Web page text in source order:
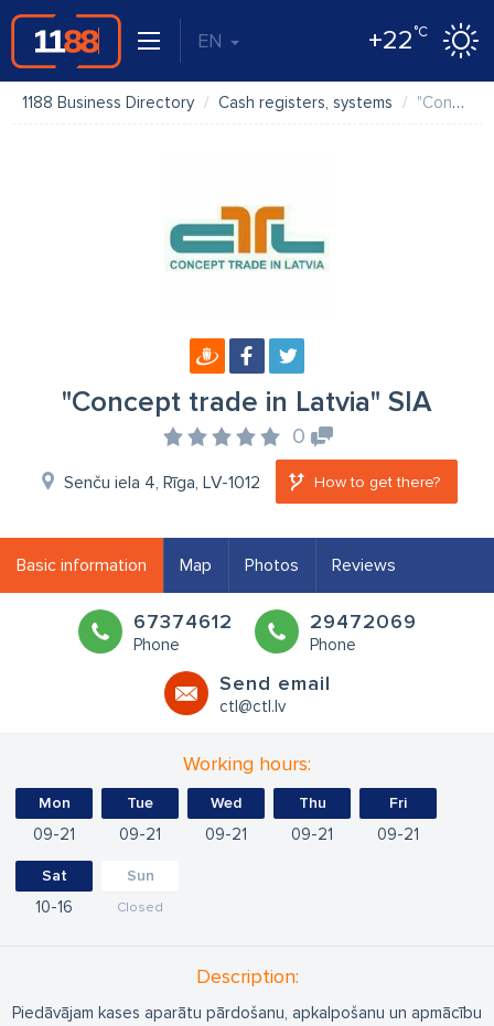
EN +22°C
1188 Business Directory Cash registers, systems "Concept trade in Latvia" SIA
"Concept trade in Latvia" SIA
0
Senču iela 4, Rīga, LV-1012 How to get there?
Basic information Map Photos Reviews
67374612
Phone
29472069
Phone
Send email
ctl@ctl.lv
Working hours:
Mon
09 21
Tue
09 21
Wed
09 21
Thu
09 21
Fri
09 21
Sat
10 16
Sun
Closed
Description:
Piedāvājam kases aparātu pārdošanu, apkalpošanu un apmācību